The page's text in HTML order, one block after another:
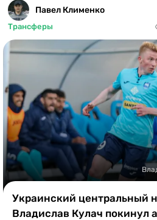
Франция
Украина
ЛЧ
ЧЕ-2028
Букмекеры
Казино
Павел Клименко
Трансферы
Украинский центральный
Владислав Кулач покинул